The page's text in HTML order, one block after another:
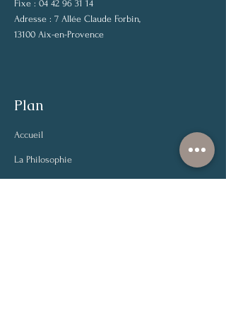
Fixe : 04 42 96 31 14
Adresse : 7 Allée Claude Forbin,
13100 Aix-en-Provence
Plan
Accueil
La Philosophie